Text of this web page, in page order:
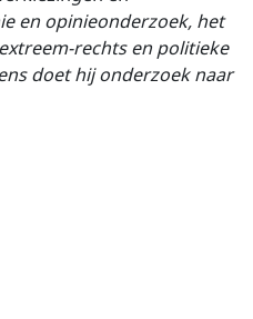
en opinieonderzoek, het
rechts en politieke
doet hij onderzoek naar